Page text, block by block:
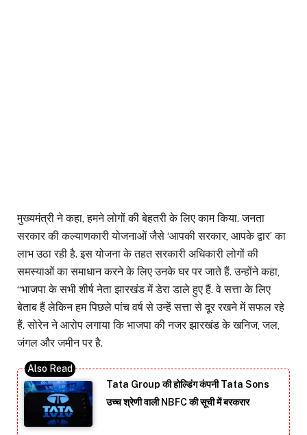
मुख्यमंत्री ने कहा, हमने लोगों की बेहतरी के लिए काम किया. जनता
सरकार की कल्याणकारी योजनाओं जैसे ‘आपकी सरकार, आपके द्वार’ का
लाभ उठा रही है. इस योजना के तहत सरकारी अधिकारी लोगों की
समस्याओं का समाधान करने के लिए उनके घर पर जाते हैं. उन्होंने कहा,
“भाजपा के सभी शीर्ष नेता झारखंड में डेरा डाले हुए हैं. वे सत्ता के लिए
बेताब हैं लेकिन हम पिछले पांच वर्ष से उन्हें सत्ता से दूर रखने में सफल रहे
हैं. सोरेन ने आरोप लगाया कि भाजपा की नजर झारखंड के खनिज, जल,
जंगल और जमीन पर है.
Tata Group की होल्डिंग कंपनी Tata Sons
उच्च श्रेणी वाली NBFC की सूची में बरकरार